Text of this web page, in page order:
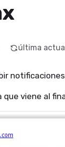
última
que viene al